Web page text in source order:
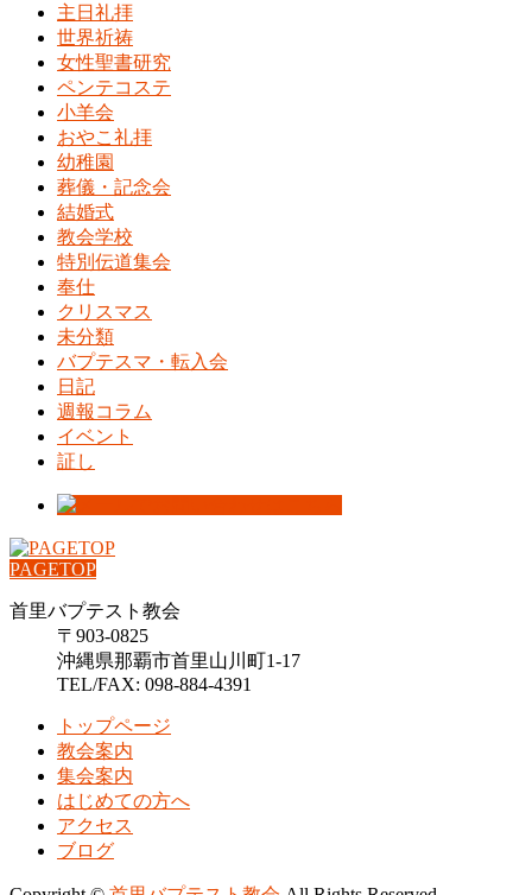
主日礼拝
世界祈祷
女性聖書研究
ペンテコステ
小羊会
おやこ礼拝
幼稚園
葬儀・記念会
結婚式
教会学校
特別伝道集会
奉仕
クリスマス
未分類
バプテスマ・転入会
日記
週報コラム
イベント
証し
PAGETOP
首里バプテスト教会
〒903-0825
沖縄県那覇市首里山川町1-17
TEL/FAX: 098-884-4391
トップページ
教会案内
集会案内
はじめての方へ
アクセス
ブログ